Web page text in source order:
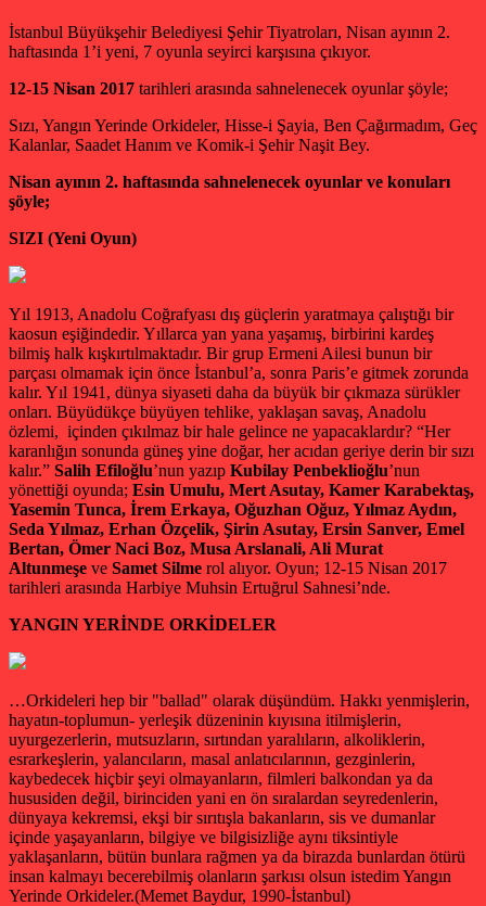
İstanbul Büyükşehir Belediyesi Şehir Tiyatroları, Nisan ayının 2.
haftasında 1’i yeni, 7 oyunla seyirci karşısına çıkıyor.
12-15 Nisan 2017 tarihleri arasında sahnelenecek oyunlar şöyle;
Sızı, Yangın Yerinde Orkideler, Hisse-i Şayia, Ben Çağırmadım, Geç
Kalanlar, Saadet Hanım ve Komik-i Şehir Naşit Bey.
Nisan ayının 2. haftasında sahnelenecek oyunlar ve konuları
şöyle;
SIZI (Yeni Oyun)
Yıl 1913, Anadolu Coğrafyası dış güçlerin yaratmaya çalıştığı bir
kaosun eşiğindedir. Yıllarca yan yana yaşamış, birbirini kardeş
bilmiş halk kışkırtılmaktadır. Bir grup Ermeni Ailesi bunun bir
parçası olmamak için önce İstanbul’a, sonra Paris’e gitmek zorunda
kalır. Yıl 1941, dünya siyaseti daha da büyük bir çıkmaza sürükler
onları. Büyüdükçe büyüyen tehlike, yaklaşan savaş, Anadolu
özlemi, içinden çıkılmaz bir hale gelince ne yapacaklardır? “Her
karanlığın sonunda güneş yine doğar, her acıdan geriye derin bir sızı
kalır.” Salih Efiloğlu’nun yazıp Kubilay Penbeklioğlu’nun
yönettiği oyunda; Esin Umulu, Mert Asutay, Kamer Karabektaş,
Yasemin Tunca, İrem Erkaya, Oğuzhan Oğuz, Yılmaz Aydın,
Seda Yılmaz, Erhan Özçelik, Şirin Asutay, Ersin Sanver, Emel
Bertan, Ömer Naci Boz, Musa Arslanali, Ali Murat
Altunmeşe ve Samet Silme rol alıyor. Oyun; 12-15 Nisan 2017
tarihleri arasında Harbiye Muhsin Ertuğrul Sahnesi’nde.
YANGIN YERİNDE ORKİDELER
…Orkideleri hep bir "ballad" olarak düşündüm. Hakkı yenmişlerin,
hayatın-toplumun- yerleşik düzeninin kıyısına itilmişlerin,
uyurgezerlerin, mutsuzların, sırtından yaralıların, alkoliklerin,
esrarkeşlerin, yalancıların, masal anlatıcılarının, gezginlerin,
kaybedecek hiçbir şeyi olmayanların, filmleri balkondan ya da
hususiden değil, birinciden yani en ön sıralardan seyredenlerin,
dünyaya kekremsi, ekşi bir sırıtışla bakanların, sis ve dumanlar
içinde yaşayanların, bilgiye ve bilgisizliğe aynı tiksintiyle
yaklaşanların, bütün bunlara rağmen ya da birazda bunlardan ötürü
insan kalmayı becerebilmiş olanların şarkısı olsun istedim Yangın
Yerinde Orkideler.(Memet Baydur, 1990-İstanbul)